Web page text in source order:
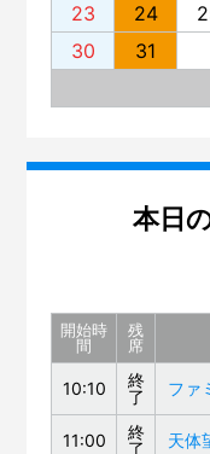
23
24
30
31
本日
開始時
間
残
席
10:10
終
了
ファ
11:00
終
了
天体